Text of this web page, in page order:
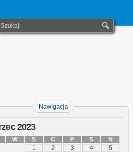
Nawigacja
2023
W Ś C P S
N
1
2 3 4
5